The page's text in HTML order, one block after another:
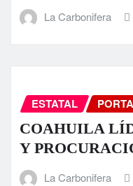
La Carbonifera
ESTATAL
COAHUILA
Y
La Carbonifera